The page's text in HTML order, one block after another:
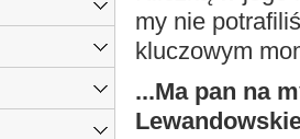
my nie
kluczowym
...Ma pan na